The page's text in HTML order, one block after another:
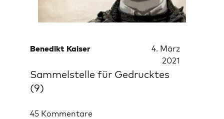
Benedikt Kaiser
4. März
2021
Sammelstelle für Gedrucktes
(9)
45 Kommentare